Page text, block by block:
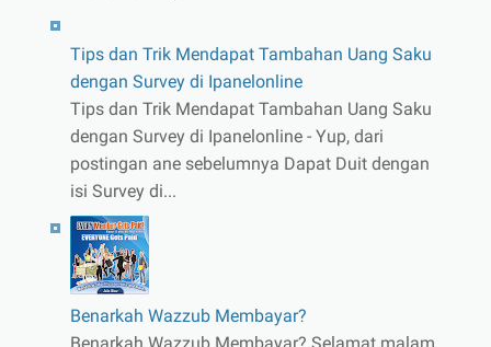
Tips dan Trik Mendapat Tambahan Uang Saku
dengan Survey di Ipanelonline
Tips dan Trik Mendapat Tambahan Uang Saku
dengan Survey di Ipanelonline - Yup, dari
postingan ane sebelumnya Dapat Duit dengan
isi Survey di...
Benarkah Wazzub Membayar?